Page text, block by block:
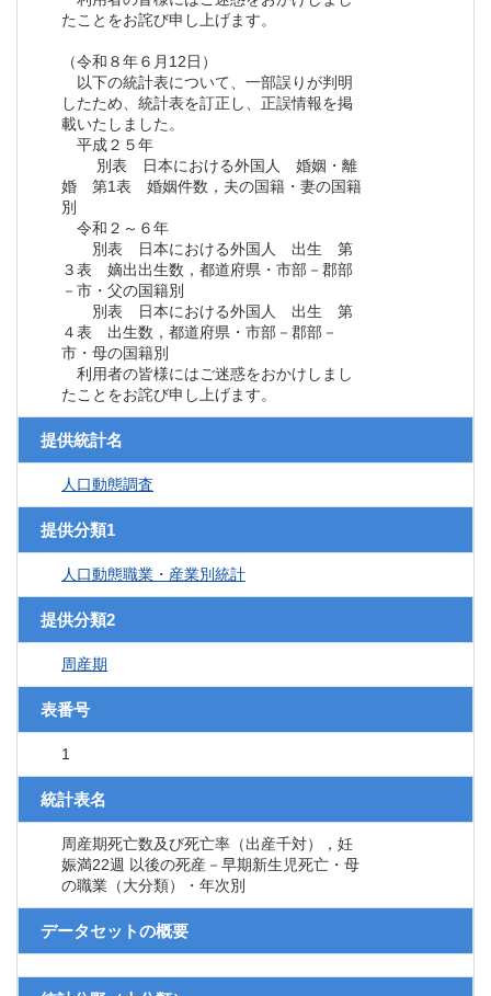
たことをお詫び申し上げます。
（令和８年６月12日）
以下の統計表について、一部誤りが判明
したため、統計表を訂正し、正誤情報を掲
載いたしました。
平成２５年
別表 日本における外国人 婚姻・離
婚 第1表 婚姻件数，夫の国籍・妻の国籍
別
令和２～６年
別表 日本における外国人 出生 第
３表 嫡出出生数，都道府県・市部－郡部
－市・父の国籍別
別表 日本における外国人 出生 第
４表 出生数，都道府県・市部－郡部－
市・母の国籍別
利用者の皆様にはご迷惑をおかけしまし
たことをお詫び申し上げます。
提供統計名
人口動態調査
提供分類1
人口動態職業・産業別統計
提供分類2
周産期
表番号
1
統計表名
周産期死亡数及び死亡率（出産千対），妊
娠満22週 以後の死産－早期新生児死亡・母
の職業（大分類）・年次別
データセットの概要